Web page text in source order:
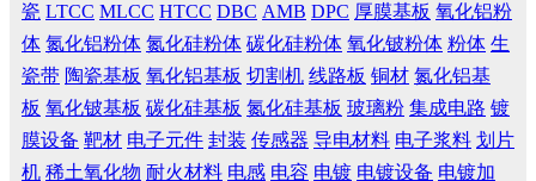
瓷 LTCC MLCC HTCC DBC AMB DPC 厚膜基板 氧化铝粉
体 氮化铝粉体 氮化硅粉体 碳化硅粉体 氧化铍粉体 粉体 生
瓷带 陶瓷基板 氧化铝基板 切割机 线路板 铜材 氮化铝基
板 氧化铍基板 碳化硅基板 氮化硅基板 玻璃粉 集成电路 镀
膜设备 靶材 电子元件 封装 传感器 导电材料 电子浆料 划片
机 稀土氧化物 耐火材料 电感 电容 电镀 电镀设备 电镀加